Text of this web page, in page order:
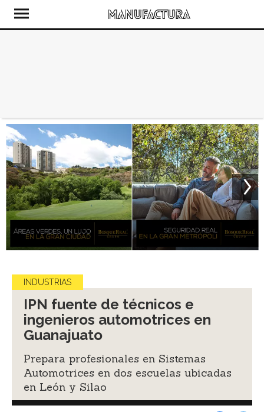
INDUSTRIAS
IPN fuente de técnicos e
ingenieros automotrices en
Guanajuato
Prepara profesionales en Sistemas
Automotrices en dos escuelas ubicadas
en León y Silao